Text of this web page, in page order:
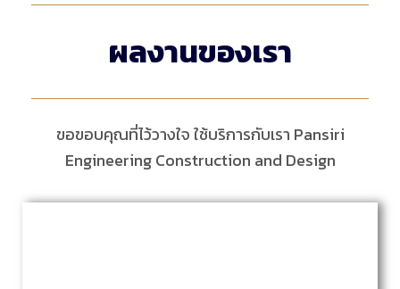
ผลงานของเรา
ขอขอบคุณที่ไว้วางใจ ใช้บริการกับเรา Pansiri
Engineering Construction and Design